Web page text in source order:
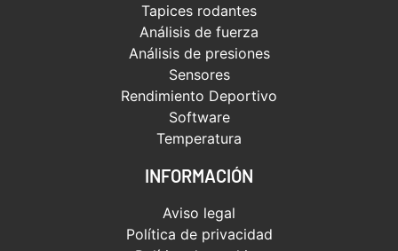
Tapices rodantes
Análisis de fuerza
Análisis de presiones
Sensores
Rendimiento Deportivo
Software
Temperatura
INFORMACIÓN
Aviso legal
Política de privacidad